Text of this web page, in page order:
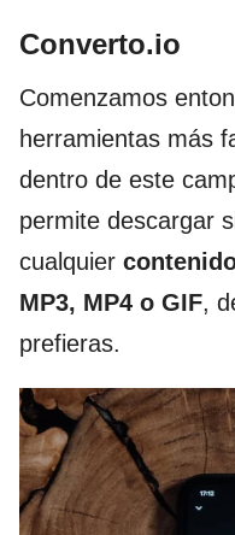
Converto.io
Comenzamos
herramientas más
dentro de este
permite descargar
cualquier
MP3, MP4 o GIF,
prefieras.